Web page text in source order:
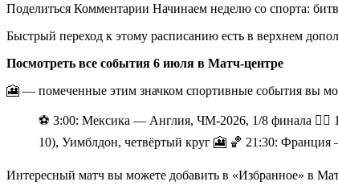
Поделиться Комментарии Начинаем неделю со спорта:
Быстрый переход к этому расписанию есть в верхнем
Посмотреть все события 6 июля в Матч-центре
🎦 — помеченные этим значком спортивные события вы
⚽️ 3:00: Мексика — Англия, ЧМ-2026, 1/8 финала 🚴‍♀️
10), Уимблдон, четвёртый круг 🎦 🏀 21:30:
Интересный матч вы можете добавить в «Избранное» в